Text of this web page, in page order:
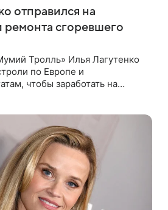
отправился на
ремонта сгоревшего
Тролль» Илья Лагутенко
по Европе и
чтобы заработать на